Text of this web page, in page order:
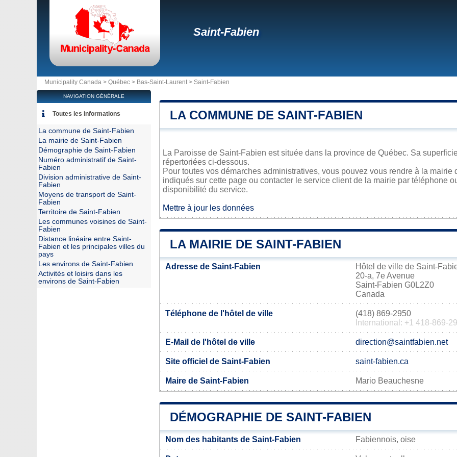
Saint-Fabien
Municipality Canada > Québec > Bas-Saint-Laurent> Saint-Fabien
LA COMMUNE DE SAINT-FABIEN
La Paroisse de Saint-Fabien est située dans la province de Québec. Sa
répertoriées ci-dessous.
Pour toutes vos démarches administratives, vous pouvez vous rendre à la
indiqués sur cette page ou contacter le service client de la mairie par téléphone
disponibilité du service.
Mettre à jour les données
LA MAIRIE DE SAINT-FABIEN
Adresse de Saint-Fabien
Hôtel de ville de Saint-
20-a, 7e Avenue
Saint-Fabien G0L2Z0
Canada
Téléphone de l'hôtel de ville
(418) 869-2950
International: +1 418-869-
E-Mail de l'hôtel de ville direction@saintfabien.net
Site officiel de Saint-Fabien saint-fabien.ca
Maire de Saint-Fabien Mario Beauchesne
DÉMOGRAPHIE DE SAINT-FABIEN
Nom des habitants de Saint-Fabien Fabiennois, oise
NAVIGATION GÉNÉRALE
Toutes les informations
La commune de Saint-Fabien
La mairie de Saint-Fabien
Démographie de Saint-Fabien
Numéro administratif de Saint-
Fabien
Division administrative de Saint-
Fabien
Moyens de transport de Saint-
Fabien
Territoire de Saint-Fabien
Les communes voisines de Saint-
Fabien
Distance linéaire entre Saint-
Fabien et les principales villes du
pays
Les environs de Saint-Fabien
Activités et loisirs dans les
environs de Saint-Fabien